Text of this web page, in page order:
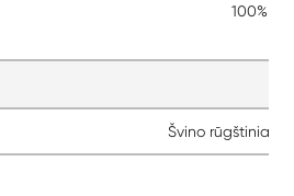
100%-
Švino rūgštiniai,